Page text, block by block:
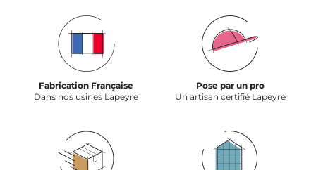
Fabrication Française
Dans nos usines Lapeyre
Pose par un pro
Un artisan certifié Lapeyre